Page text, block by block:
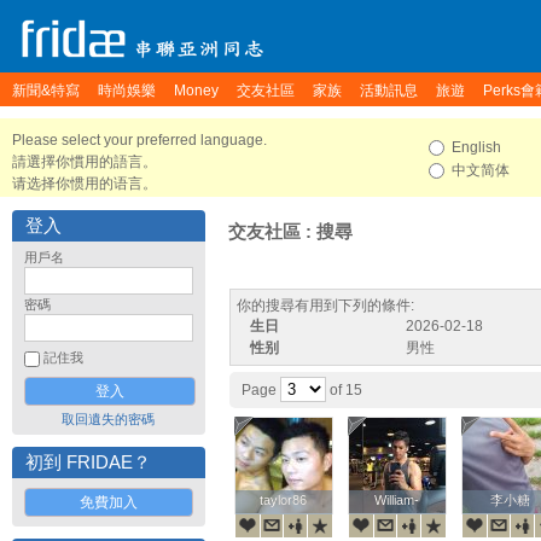
新聞&特寫 時尚娛樂 Money 交友社區 家族 活動訊息 旅遊 Perks會
Please select your preferred language.
請選擇你慣用的語言。
请选择你惯用的语言。
English
中文简体
登入
用戶名
密碼
記住我
取回遺失的密碼
初到 FRIDAE？
免費加入
交友社區 : 搜尋
你的搜尋有用到下列的條件:
生日
2026-02-18
性别
男性
Page of 15
taylor86
taylor86 William-
William- 李小糖
李小糖